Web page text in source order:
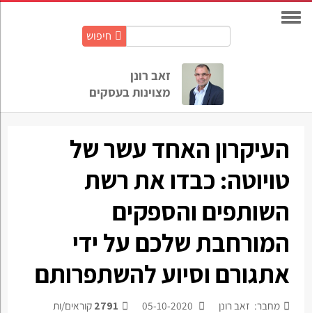
חיפוש
זאב רונן
מצוינות בעסקים
העיקרון האחד עשר של
טויוטה: כבדו את רשת
השותפים והספקים
המורחבת שלכם על ידי
אתגורם וסיוע להשתפרותם
מחבר: זאב רונן 2791 קוראים/ות